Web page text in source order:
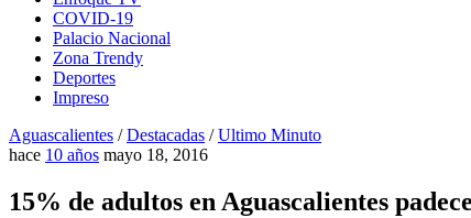
COVID-19
Palacio Nacional
Zona Trendy
Deportes
Impreso
Aguascalientes /Destacadas /Ultimo Minuto
hace 10 años mayo 18, 2016
15% de adultos en Aguascalientes